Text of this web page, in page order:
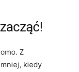
Z
kiedy